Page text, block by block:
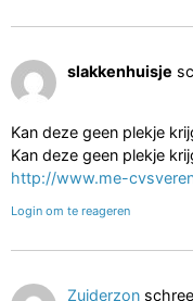
slakkenhuisje
Kan deze geen plekje
Kan deze geen plekje
http://www.me-
Login om te reageren
Zuiderzon